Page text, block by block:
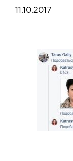
11.10.2017